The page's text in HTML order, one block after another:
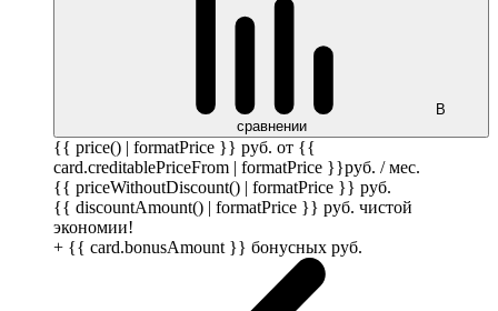
В
сравнении
{{ price() | formatPrice }} руб. от {{
card.creditablePriceFrom | formatPrice }}руб. / мес.
{{ priceWithoutDiscount() | formatPrice }} руб.
{{ discountAmount() | formatPrice }} руб. чистой
экономии!
+ {{ card.bonusAmount }} бонусных руб.